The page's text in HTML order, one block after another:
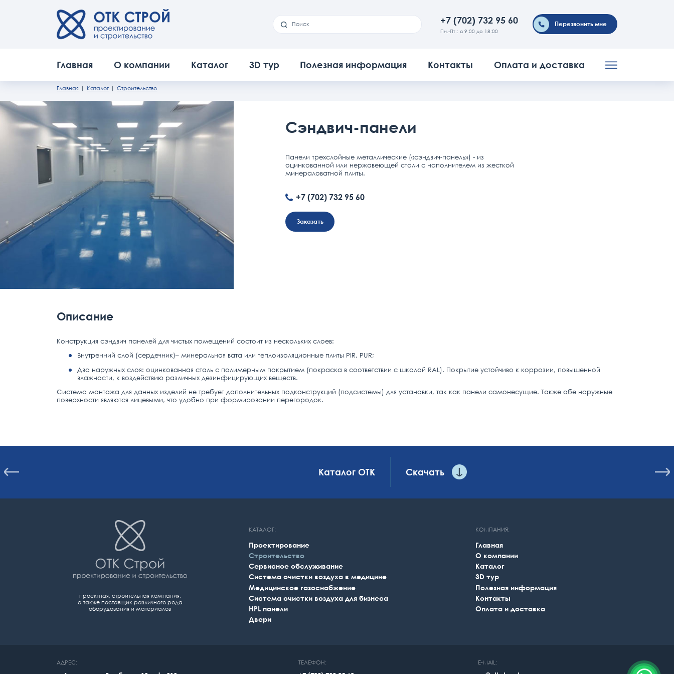
+7 (702) 732 95 60
Пн.-Пт.: с 9:00 до 18:00
Перезвонить мне
Главная О компании Каталог 3D тур Полезная информация Контакты Оплата и доставка
Главная Каталог Строительство
Сэндвич-панели
Панели трехслойные металлические («сэндвич-панель») - из
оцинкованной или нержавеющей стали с наполнителем из жесткой
минераловатной плиты.
+7 (702) 732 95 60
Заказать
Описание
Конструкция сэндвич панелей для чистых помещений состоит из нескольких слоев:
Внутренний слой (сердечник)– минеральная вата или теплоизоляционные плиты PIR, PUR;
Два наружных слоя: оцинкованная сталь с полимерным покрытием (покраска в соответствии с шкалой RAL). Покрытие устойчиво к коррозии, повышенной
влажности, к воздействию различных дезинфицирующих веществ.
Система монтажа для данных изделий не требует дополнительных подконструкций (подсистемы) для установки, так как панели самонесущие. Также обе наружные
поверхности являются лицевыми, что удобно при формировании перегородок.
Каталог ОТК Скачать
проектная, строительная компания,
а также поставщик различного рода
оборудования и материалов
КАТАЛОГ:
Проектирование
Строительство
Сервисное обслуживание
Система очистки воздуха в медицине
Медицинское газоснабжение
Система очистки воздуха для бизнеса
НPL панели
Двери
КОМПАНИЯ:
Главная
О компании
Каталог
3D тур
Полезная информация
Контакты
Оплата и доставка
АДРЕС: ТЕЛЕФОН: E-MAIL: